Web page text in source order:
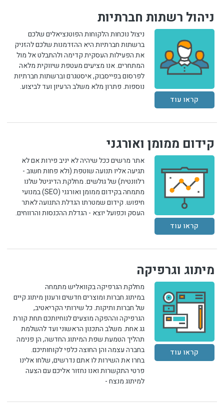
ניהול רשתות חברתיות
ניצול נוכחות הלקוחות הפוטנציאלים שלכם
ברשתות חברתיות היא ההזדמנות שלכם להזניק
את הפעילות העסקית קדימה ולהתבלט אל מול
המתחרים. אנו מציעים מעטפת שיווקית מלאה
לפרסום בפייסבוק, איסטגרם וברשתות חברתיות
נוספות. פתרון מלא משלב הרעיון ועד לביצוע.
קראו עוד
קידום ממומן ואורגני
אתר מרשים ככל שיהיה לא יניב פירות אם לא
תגיעה אליו תנועה שוטפת (ולא פחות חשוב -
רלוונטית) של גולשים. מחלקת הדיגיטל שלנו
מתמחה בקידום ממומן ואורגני (SEO) במנועי
חיפוש. קידום שמטרתו הגדלת התנועה לאתר
העסק וכפועל יוצא - הגדלת ההכנסות והרווחים.
קראו עוד
מיתוג וגרפיקה
מחלקת הגרפיקה בקוואליש מתמחה
במיתוג חברות ומוצרים חדשים ורענון מיתוג קיים
של חברות ותיקות. כל שירותי הקריאטיב,
הגרפיקה וההפקה מוצעים לנוחיותכם תחת קורת
גג אחת. משלב התכנון הראשוני ועד להשלמת
תהליך הטמעת שפת המיתוג החדשה, הן פנימה
בחברה עצמה והן החוצה כלפי לקוחותיכם.
בחרו את השירות לו אתם נדרשים, שלחו אלינו
פרטי התקשרות ואנו נחזור אליכם עם הצעה
למיתוג מנצח -
קראו עוד